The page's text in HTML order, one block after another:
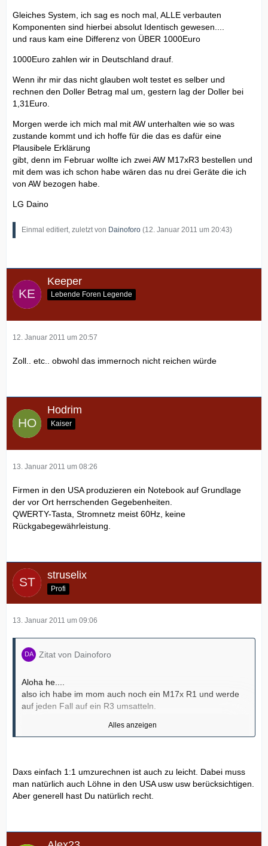
Gleiches System, ich sag es noch mal, ALLE verbauten
Komponenten sind hierbei absolut Identisch gewesen....
und raus kam eine Differenz von ÜBER 1000Euro
1000Euro zahlen wir in Deutschland drauf.
Wenn ihr mir das nicht glauben wolt testet es selber und
rechnen den Doller Betrag mal um, gestern lag der Doller bei
1,31Euro.
Morgen werde ich mich mal mit AW unterhalten wie so was
zustande kommt und ich hoffe für die das es dafür eine
Plausibele Erklärung
gibt, denn im Februar wollte ich zwei AW M17xR3 bestellen und
mit dem was ich schon habe wären das nu drei Geräte die ich
von AW bezogen habe.
LG Daino
Einmal editiert, zuletzt von Dainoforo (12. Januar 2011 um 20:43)
Keeper
Lebende Foren Legende
12. Januar 2011 um 20:57
Zoll.. etc.. obwohl das immernoch nicht reichen würde
Hodrim
Kaiser
13. Januar 2011 um 08:26
Firmen in den USA produzieren ein Notebook auf Grundlage
der vor Ort herrschenden Gegebenheiten.
QWERTY-Tasta, Stromnetz meist 60Hz, keine
Rückgabegewährleistung.
struselix
Profi
13. Januar 2011 um 09:06
Zitat von Dainoforo
Aloha he....
also ich habe im mom auch noch ein M17x R1 und werde
auf jeden Fall auf ein R3 umsatteln.
Ich habe auch schon einige Informationen von Dell
Man sagte mir das ab Februar die ersten SLI / Cross
system zu Verführung stehen.
Alles anzeigen
Daxs einfach 1:1 umzurechnen ist auch zu leicht. Dabei muss
man natürlich auch Löhne in den USA usw usw berücksichtigen.
Aber generell hast Du natürlich recht.